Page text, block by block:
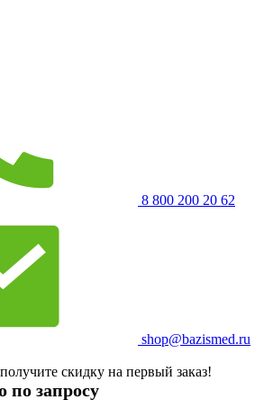
8 800 200 20 62
shop@bazismed.ru
скидку на первый заказ!
по запросу